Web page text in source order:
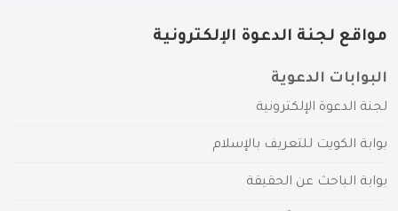
مواقع لجنة الدعوة الإلكترونية
البوابات الدعوية
لجنة الدعوة الإلكترونية
بوابة الكويت للتعريف بالإسلام
بوابة الباحث عن الحقيقة